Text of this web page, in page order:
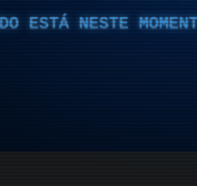
ESTÁ NESTE